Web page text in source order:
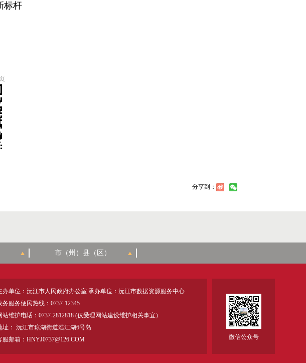
标杆
分享到：
微信公众号
办单位：沅江市人民政府办公室 承办单位：沅江市数据资源服务中心
务服务便民热线：0737-12345
站维护电话：0737-2812818 (仅受理网站建设维护相关事宜）
址： 沅江市琼湖街道浩江湖6号岛
服邮箱：HNYJ0737@126.COM